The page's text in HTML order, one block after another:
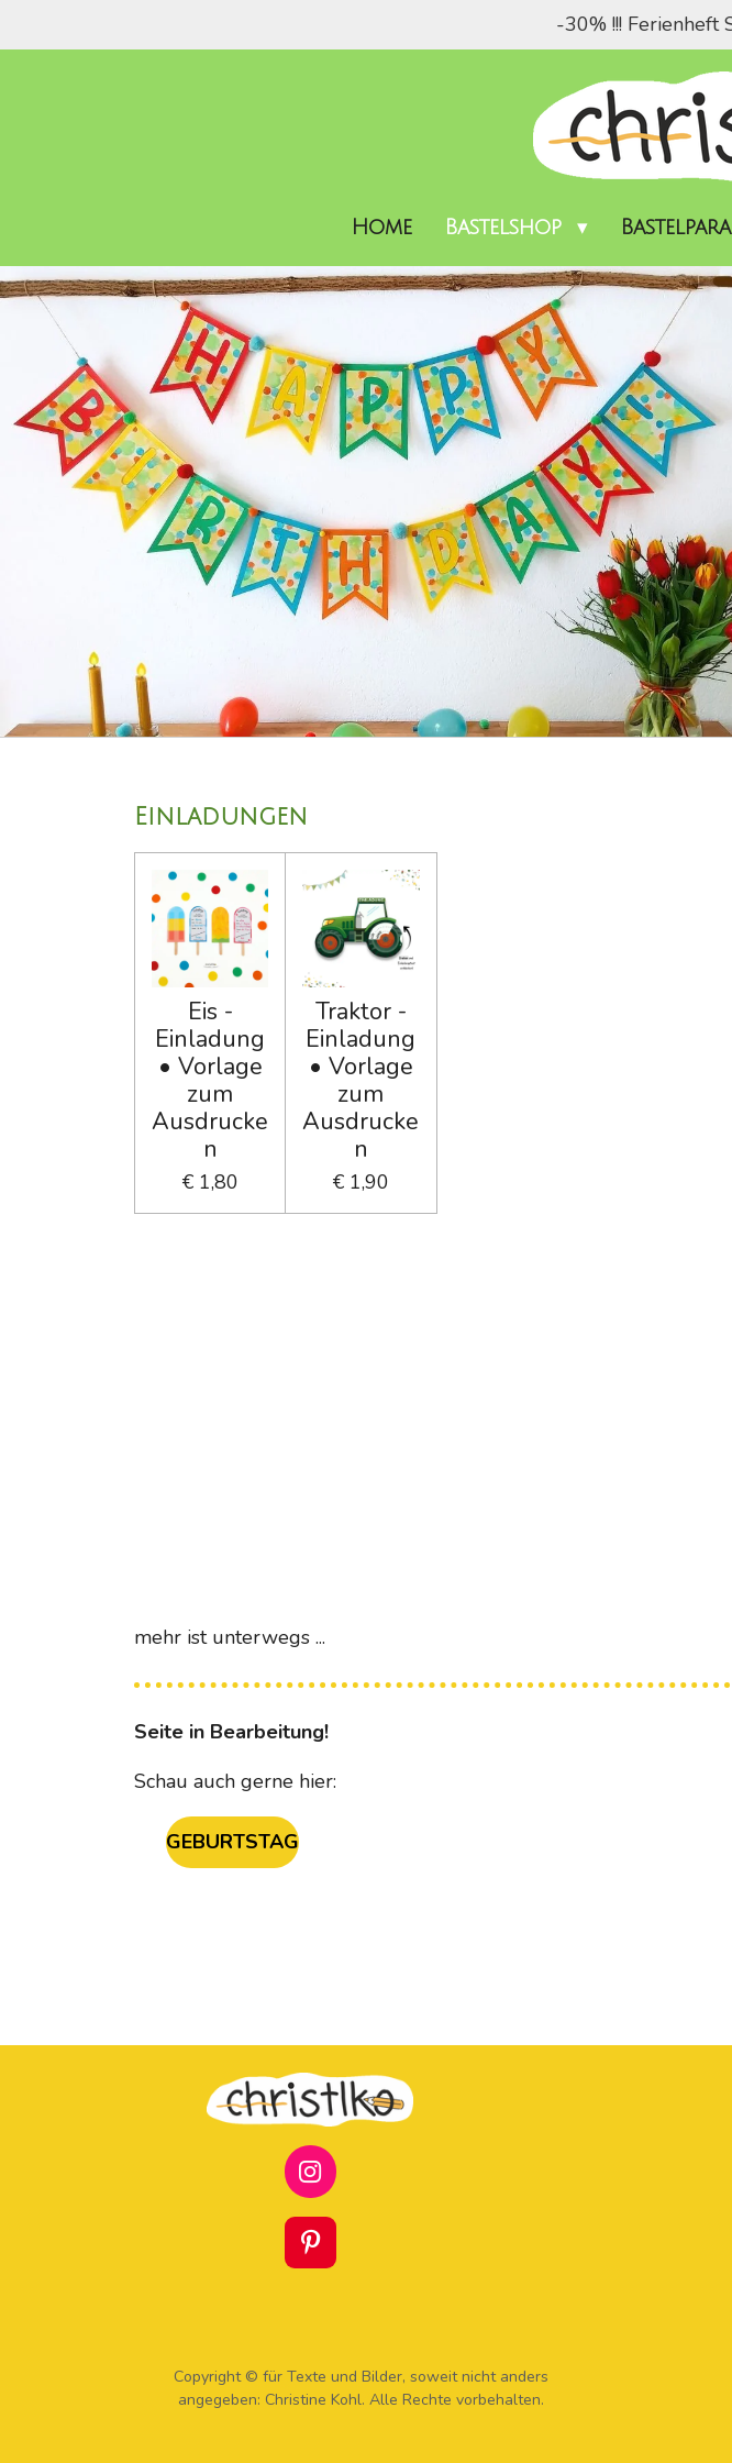
Hauptinhalt
-30% !!! Ferienheft
Home Bastelshop
Einladungen
Eis -
Einladung
• Vorlage
zum
Ausdrucke
n
€ 1,80
Traktor -
Einladung
• Vorlage
zum
Ausdrucke
n
€ 1,90
mehr ist unterwegs ...
Seite in Bearbeitung!
Schau auch gerne hier:
GEBURTSTAG
I
N
S
T
A
M
P
I
R
E
S
Copyright © für Texte und Bilder, soweit nicht anders
angegeben: Christine Kohl. Alle Rechte vorbehalten.